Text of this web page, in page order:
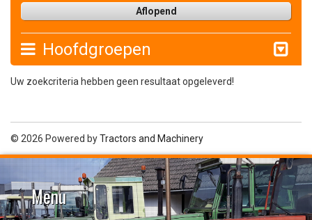
Aflopend
Hoofdgroepen
Uw zoekcriteria hebben geen resultaat opgeleverd!
© 2026 Powered byTractors and Machinery
Menu